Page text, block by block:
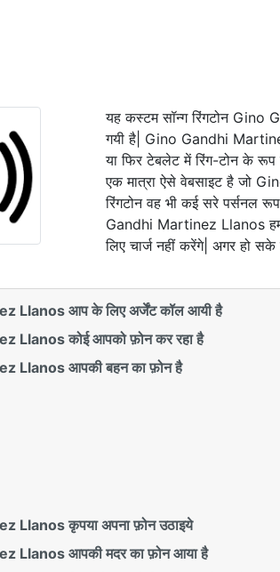
यह कस्टम सॉन्ग रिंगटोन Gino
गयी है| Gino Gandhi
या फिर टेबलेट में रिंग-टोन के रूप
एक मात्रा ऐसे वेबसाइट है जो
रिंगटोन वह भी कई सरे पर्सनल
Gandhi Martinez Llanos हम
लिए चार्ज नहीं करेंगे| अगर हो
Llanos आप के लिए अर्जेंट कॉल आयी है
Llanos कोई आपको फ़ोन कर रहा है
Llanos आपकी बहन का फ़ोन है
Llanos कृपया अपना फ़ोन उठाइये
Llanos आपकी मदर का फ़ोन आया है